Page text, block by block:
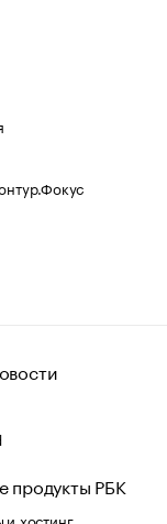
продукты РБК
хостинг